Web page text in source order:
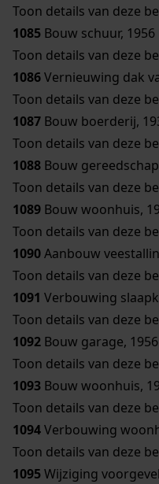
Toon details van deze
1085 Bouw schuur, 1956
Toon details van deze
1086Vernieuwing dak
Toon details van deze
1087 Bouw boerderij,
Toon details van deze
1088 Bouw
Toon details van deze
1089 Bouw woonhuis,
Toon details van deze
1090Aanbouw
Toon details van deze
1091 Verbouwing
Toon details van deze
1092 Bouw garage, 1956
Toon details van deze
1093 Bouw woonhuis,
Toon details van deze
1094Verbouwing
Toon details van deze
1095Wijziging